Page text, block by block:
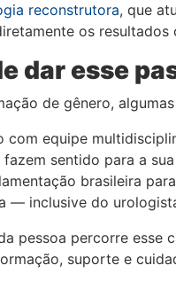
reconstrutora, que
os
dar esse
de gênero,
com equipe
sentido para a
brasileira
— inclusive do
pessoa percorre esse
suporte e